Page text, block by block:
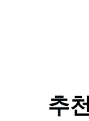
추